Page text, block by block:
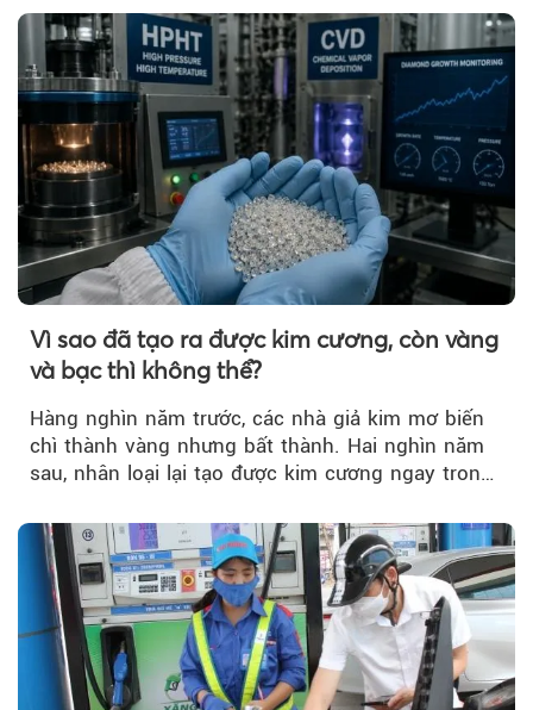
Vì sao đã tạo ra được kim cương, còn vàng
và bạc thì không thể?
Hàng nghìn năm trước, các nhà giả kim mơ biến
chì thành vàng nhưng bất thành. Hai nghìn năm
sau, nhân loại lại tạo được kim cương ngay trong